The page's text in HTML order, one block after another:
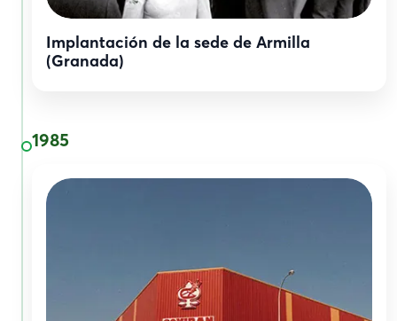
Implantación de la sede de Armilla
(Granada)
1985